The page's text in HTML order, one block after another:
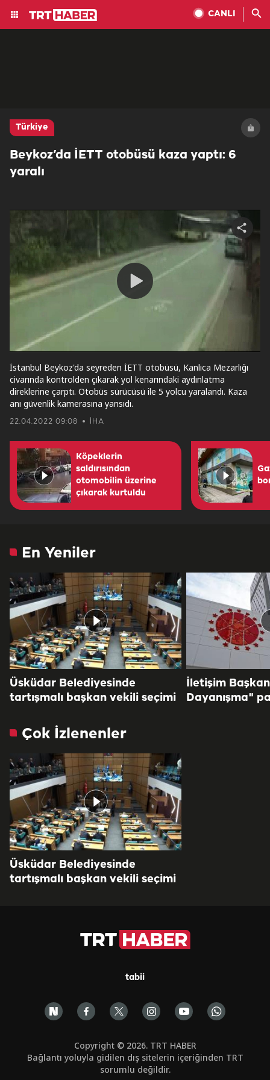
CANLI
Türkiye
Beykoz’da İETT otobüsü kaza yaptı: 6
yaralı
Play
Share
video
22.04.2022 09:08 İHA
İstanbul Beykoz'da seyreden İETT otobüsü, Kanlıca Mezarlığı
civarında kontrolden çıkarak yol kenarındaki aydınlatma
direklerine çarptı. Otobüs sürücüsü ile 5 yolcu yaralandı. Kaza
anı güvenlik kamerasına yansıdı.
Köpeklerin
saldırısından
otomobilin üzerine
çıkarak kurtuldu
En Yeniler
Üsküdar Belediyesinde
tartışmalı başkan vekili seçimi
İletişim
Dayanışma"
Çok İzlenenler
Üsküdar Belediyesinde
tartışmalı başkan vekili seçimi
tabii
Copyright © 2026. TRT HABER
Bağlantı yoluyla gidilen dış sitelerin içeriğinden TRT
sorumlu değildir.